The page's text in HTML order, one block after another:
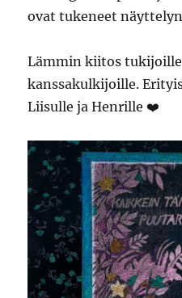
ovat tukeneet
Lämmin kiitos
kanssakulkijoille.
Liisulle ja Henrille ❤️